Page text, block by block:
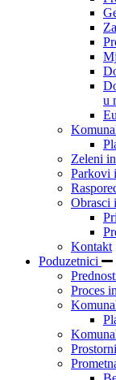
u
Zeleni
Parkovi
Obrasci
Kontakt
Poduzetnici
Proces